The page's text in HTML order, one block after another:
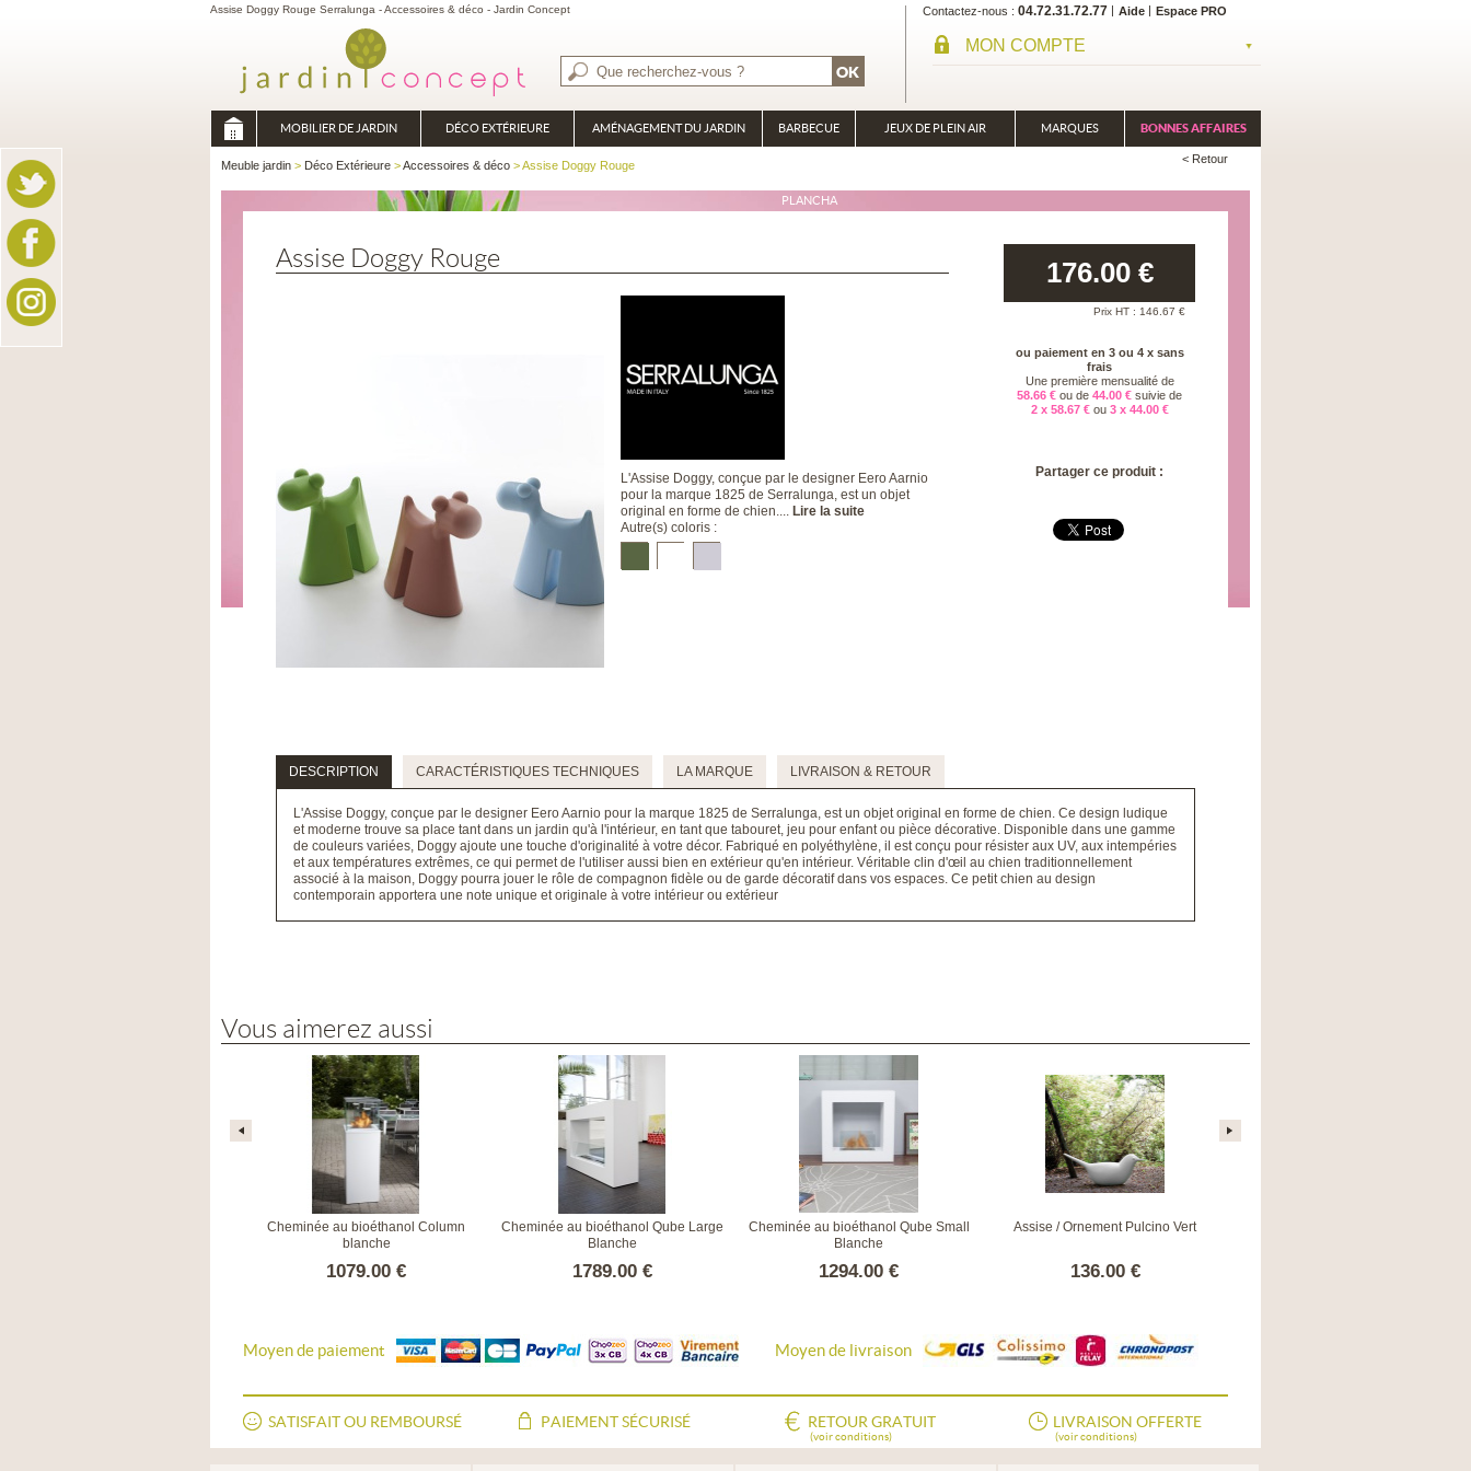
Assise Doggy Rouge Serralunga - Accessoires & déco - Jardin Concept Contactez-nous 04.72.31.72.77 Aide Espace PRO
MON COMPTE
MOBILIER DE JARDIN DÉCO EXTÉRIEURE AMÉNAGEMENT DU JARDIN BARBECUE
PLANCHA
JEUX DE PLEIN AIR MARQUES BONNES AFFAIRES
Meuble jardin > Déco Extérieure >Accessoires & déco > Assise Doggy Rouge < Retour
Assise Doggy Rouge
L'Assise Doggy, conçue par le designer Eero Aarnio
pour la marque 1825 de Serralunga, est un objet
original en forme de chien.... Lire la suite
Autre(s) coloris :
176.00 €
Prix HT : 146.67 €
ou paiement en 3 ou 4 x sans
frais
Une première mensualité de
58.66 € ou de 44.00 € suivie de
2 x 58.67 € ou 3 x 44.00 €
Partager ce produit :
DESCRIPTION CARACTÉRISTIQUES TECHNIQUES LA MARQUE LIVRAISON & RETOUR
L'Assise Doggy, conçue par le designer Eero Aarnio pour la marque 1825 de Serralunga, est un objet original en forme de chien. Ce design ludique
et moderne trouve sa place tant dans un jardin qu'à l'intérieur, en tant que tabouret, jeu pour enfant ou pièce décorative. Disponible dans une gamme
de couleurs variées, Doggy ajoute une touche d'originalité à votre décor. Fabriqué en polyéthylène, il est conçu pour résister aux UV, aux intempéries
et aux températures extrêmes, ce qui permet de l'utiliser aussi bien en extérieur qu'en intérieur. Véritable clin d'œil au chien traditionnellement
associé à la maison, Doggy pourra jouer le rôle de compagnon fidèle ou de garde décoratif dans vos espaces. Ce petit chien au design
contemporain apportera une note unique et originale à votre intérieur ou extérieur
Vous aimerez aussi
Cheminée au bioéthanol Column
blanche
1079.00 €
Cheminée au bioéthanol Qube Large
Blanche
1789.00 €
Cheminée au bioéthanol Qube Small
Blanche
1294.00 €
Assise / Ornement Pulcino Vert
136.00 €
Moyen de paiement Moyen de livraison
SATISFAIT OU REMBOURSÉ PAIEMENT SÉCURISÉ RETOUR GRATUIT
(voir conditions)
LIVRAISON OFFERTE
(voir conditions)